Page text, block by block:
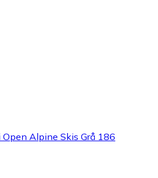
Alpine Skis Grå 186